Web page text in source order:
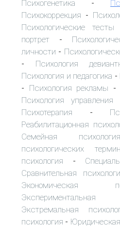
Психогенетика -
Психокоррекция -
Психологические тесты
портрет -
личности -
- Психология
Психология и педагогика -
- Психология рекламы -
Психология управления
Психотерапия -
Реабилитационная
Семейная психология
психологических
психология -
Сравнительная
Экономическая
Экспериментальная
Экстремальная
психология -